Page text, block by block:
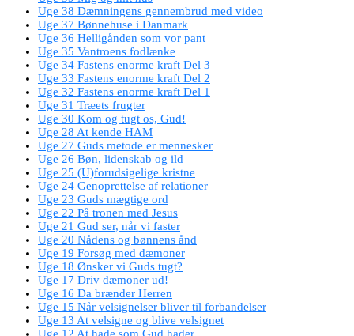
Uge 38 Dæmningens gennembrud med video
Uge 37 Bønnehuse i Danmark
Uge 36 Helligånden som vor pant
Uge 35 Vantroens fodlænke
Uge 34 Fastens enorme kraft Del 3
Uge 33 Fastens enorme kraft Del 2
Uge 32 Fastens enorme kraft Del 1
Uge 31 Træets frugter
Uge 30 Kom og tugt os, Gud!
Uge 28 At kende HAM
Uge 27 Guds metode er mennesker
Uge 26 Bøn, lidenskab og ild
Uge 25 (U)forudsigelige kristne
Uge 24 Genoprettelse af relationer
Uge 23 Guds mægtige ord
Uge 22 På tronen med Jesus
Uge 21 Gud ser, når vi faster
Uge 20 Nådens og bønnens ånd
Uge 19 Forsøg med dæmoner
Uge 18 Ønsker vi Guds tugt?
Uge 17 Driv dæmoner ud!
Uge 16 Da brænder Herren
Uge 15 Når velsignelser bliver til forbandelser
Uge 13 At velsigne og blive velsignet
Uge 12 At hade som Gud hader